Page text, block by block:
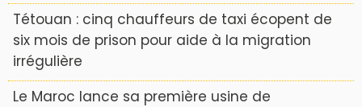
Tétouan : cinq chauffeurs de taxi écopent de
six mois de prison pour aide à la migration
irrégulière
Le Maroc lance sa première usine de